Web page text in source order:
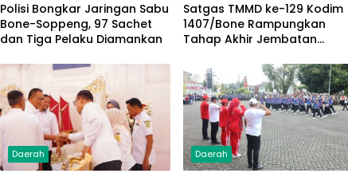
Polisi Bongkar Jaringan Sabu
Bone-Soppeng, 97 Sachet
dan Tiga Pelaku Diamankan
Satgas TMMD ke-129 Kodim
1407/Bone Rampungkan
Tahap Akhir Jembatan
Pengaman Mulai Terpasang
Daerah Daerah